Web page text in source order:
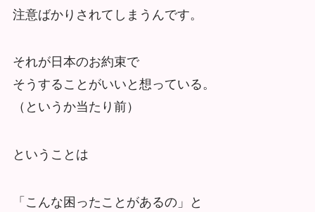
注意ばかりされてしまうんです。
それが日本のお約束で
そうすることがいいと想っている。
（というか当たり前）
ということは
「こんな困ったことがあるの」と